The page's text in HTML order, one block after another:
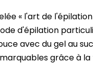
« l'art de
d'épilation
avec dugel au
grâce à la